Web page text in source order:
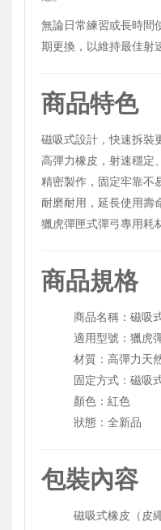
無論日常練習或長時間
期更換，以維持最佳射
商品特色
磁吸式設計，快速拆裝
高彈力橡皮，射速穩定
精密製作，固定牢靠不
耐磨耐用，延長使用壽
獵虎彈匣式彈弓專用耗
商品規格
商品名稱：磁吸
適用型號：獵虎
材質：高彈力天
固定方式：磁吸
顏色：紅色
狀態：全新品
包裝內容
磁吸式橡皮（皮